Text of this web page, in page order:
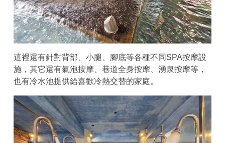
這裡還有針對背部、小腿、腳底等各種不同SPA按摩設
施，其它還有氣泡按摩、巷道全身按摩、湧泉按摩等，
也有冷水池提供給喜歡冷熱交替的家庭。